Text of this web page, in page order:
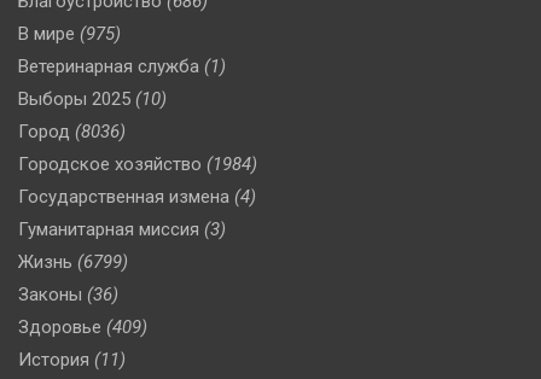
В мире (975)
Ветеринарная служба (1)
Выборы 2025 (10)
Город (8036)
Городское хозяйство (1984)
Государственная измена (4)
Гуманитарная миссия (3)
Жизнь (6799)
Законы (36)
Здоровье (409)
История (11)